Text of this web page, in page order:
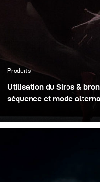
Produits
Utilisation du Siros &
séquence et mode
Lors de la planification
d'une séance photo, il y a